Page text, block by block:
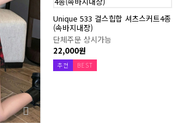
Unique 533 걸스힙합 셔츠스커트4종
(속바지내장)
단체주문 상시가능
22,000원
추천 BEST